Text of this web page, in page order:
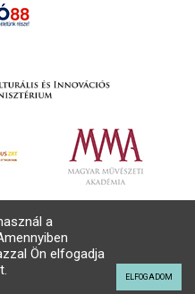
a
Ön elfogadja
ELFOGADOM